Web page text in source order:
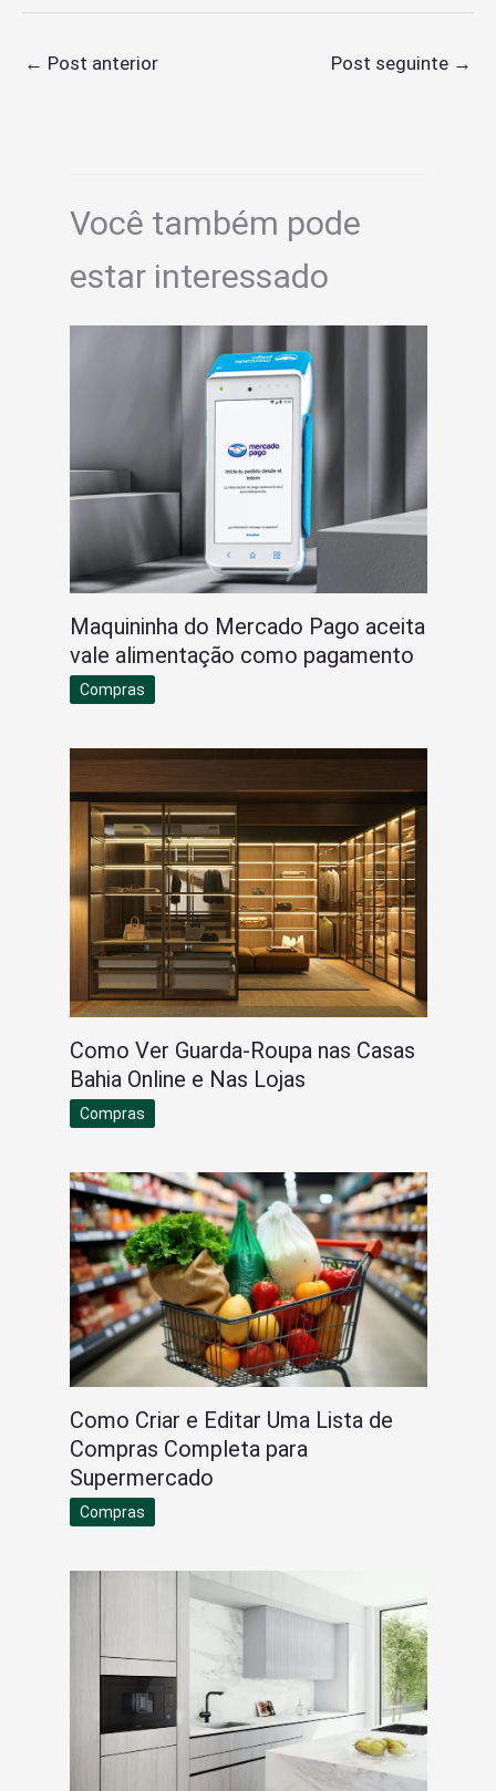
← Post anterior Post seguinte →
Você também pode
estar interessado
Maquininha do Mercado Pago aceita
vale alimentação como pagamento
Compras
Como Ver Guarda-Roupa nas Casas
Bahia Online e Nas Lojas
Compras
Como Criar e Editar Uma Lista de
Compras Completa para
Supermercado
Compras